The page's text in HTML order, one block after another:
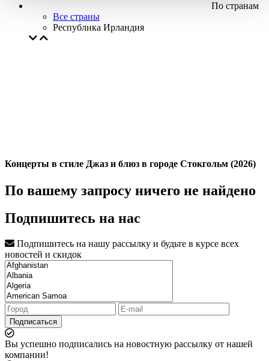
По странам
Все страны
Республика Ирландия
Концерты в стиле Джаз и блюз в городе Стокгольм (2026)
По вашему запросу ничего не найдено
Подпишитесь на нас
Подпишитесь на нашу рассылку и будьте в курсе всех
новостей и скидок
Подписаться
Вы успешно подписались на новостную рассылку от нашей
компании!